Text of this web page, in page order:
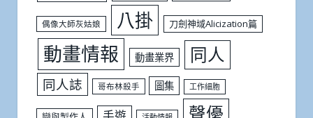
偶像大師灰姑娘 八掛 刀劍神域Alicization篇
動畫情報 動畫業界 同人
同人誌 哥布林殺手 圖集 工作細胞
聲優